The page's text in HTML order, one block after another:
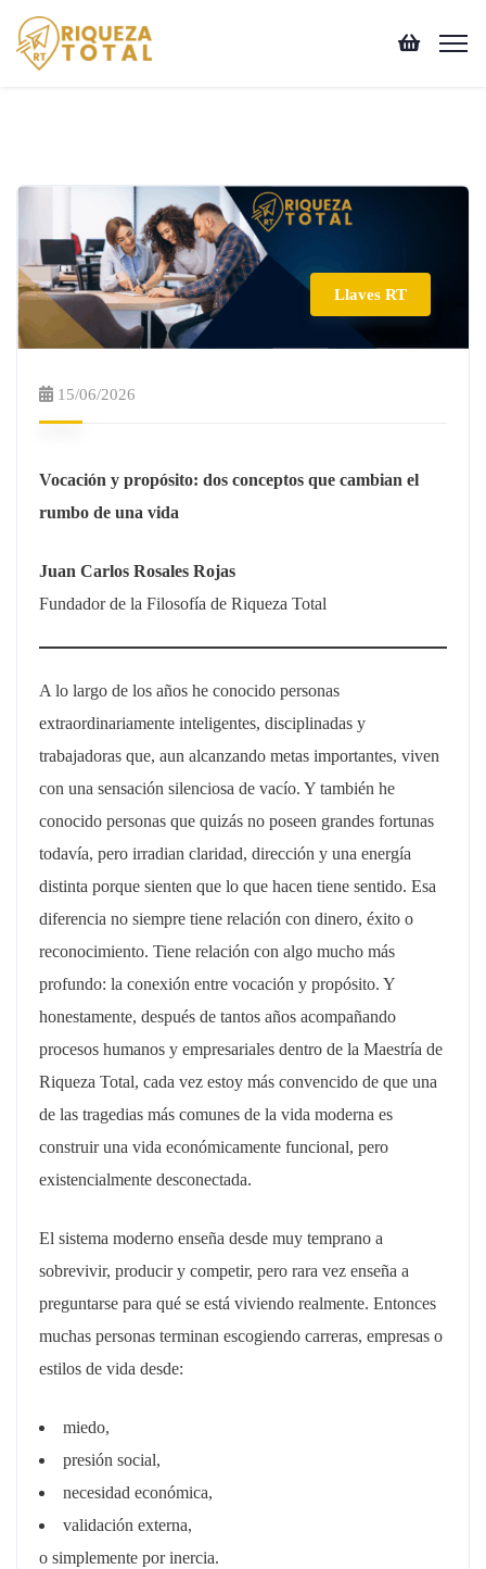
Llaves RT
15/06/2026
Vocación y propósito: dos conceptos que cambian el
rumbo de una vida
Juan Carlos Rosales Rojas
Fundador de la Filosofía de Riqueza Total
A lo largo de los años he conocido personas
extraordinariamente inteligentes, disciplinadas y
trabajadoras que, aun alcanzando metas importantes, viven
con una sensación silenciosa de vacío. Y también he
conocido personas que quizás no poseen grandes fortunas
todavía, pero irradian claridad, dirección y una energía
distinta porque sienten que lo que hacen tiene sentido. Esa
diferencia no siempre tiene relación con dinero, éxito o
reconocimiento. Tiene relación con algo mucho más
profundo: la conexión entre vocación y propósito. Y
honestamente, después de tantos años acompañando
procesos humanos y empresariales dentro de la Maestría de
Riqueza Total, cada vez estoy más convencido de que una
de las tragedias más comunes de la vida moderna es
construir una vida económicamente funcional, pero
existencialmente desconectada.
El sistema moderno enseña desde muy temprano a
sobrevivir, producir y competir, pero rara vez enseña a
preguntarse para qué se está viviendo realmente. Entonces
muchas personas terminan escogiendo carreras, empresas o
estilos de vida desde:
miedo,
presión social,
necesidad económica,
validación externa,
o simplemente por inercia.